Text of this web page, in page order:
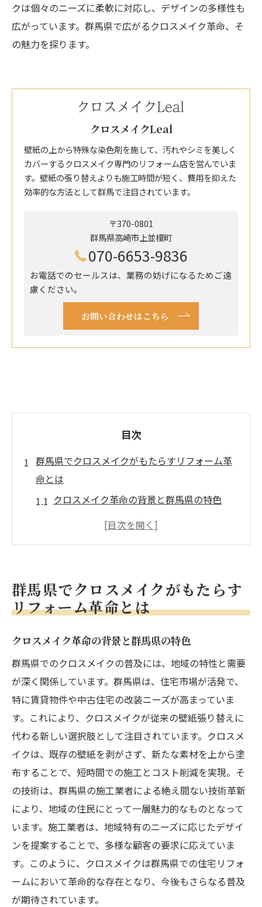
クは個々のニーズに柔軟に対応し、デザインの多様性も
広がっています。群馬県で広がるクロスメイク革命、そ
の魅力を探ります。
クロスメイクLeal
壁紙の上から特殊な染色剤を施して、汚れやシミを美しく
カバーするクロスメイク専門のリフォーム店を営んでいま
す。壁紙の張り替えよりも施工時間が短く、費用を抑えた
効率的な方法として群馬で注目されています。
〒370-0801
群馬県高崎市上並榎町
070-6653-9836
お電話でのセールスは、業務の妨げになるためご遠
慮ください。
お問い合わせはこちら
目次
群馬県でクロスメイクがもたらすリフォーム革
命とは
クロスメイク革命の背景と群馬県の特色
施工時間の短縮とコスト削減が可能なクロ
変化
地域密着型のクロスメイク業者の役割
群馬県特有のニーズに応えるクロスメイク
張り替え不要のクロスメイク群馬県で注目の理
由
張り替え不要がもたらすコスト面のメリッ
ト
クロスメイクが群馬県で支持を集める理由
耐久性と美観を兼ね備えたクロスメイク技
術
地域の施工業者が語るクロスメイクの利点
クロスメイクの環境負荷軽減効果
クロスメイク技術が群馬県の賃貸市場に与える
影響
賃貸物件オーナーがクロスメイクを選ぶ理
群馬県でクロスメイクがもたらす
リフォーム革命とは
クロスメイク革命の背景と群馬県の特色
群馬県でのクロスメイクの普及には、地域の特性と需要
が深く関係しています。群馬県は、住宅市場が活発で、
特に賃貸物件や中古住宅の改装ニーズが高まっていま
す。これにより、クロスメイクが従来の壁紙張り替えに
代わる新しい選択肢として注目されています。クロスメ
イクは、既存の壁紙を剥がさず、新たな素材を上から塗
布することで、短時間での施工とコスト削減を実現。そ
の技術は、群馬県の施工業者による絶え間ない技術革新
により、地域の住民にとって一層魅力的なものとなって
います。施工業者は、地域特有のニーズに応じたデザイ
ンを提案することで、多様な顧客の要求に応えていま
す。このように、クロスメイクは群馬県での住宅リフォ
ームにおいて革命的な存在となり、今後もさらなる普及
が期待されています。